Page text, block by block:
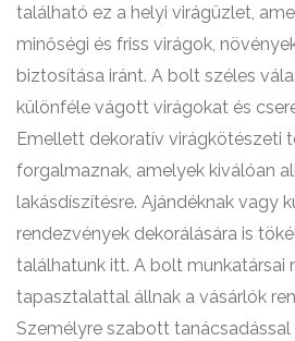
található ez a helyi virágüzlet,
minőségi és friss virágok,
biztosítása iránt. A bolt széles
különféle vágott virágokat és
Emellett dekoratív virágkötészeti
forgalmaznak, amelyek kiválóan
lakásdíszítésre. Ajándéknak vagy
rendezvények dekorálására is
találhatunk itt. A bolt munkatársai
tapasztalattal állnak a vásárlók
Személyre szabott